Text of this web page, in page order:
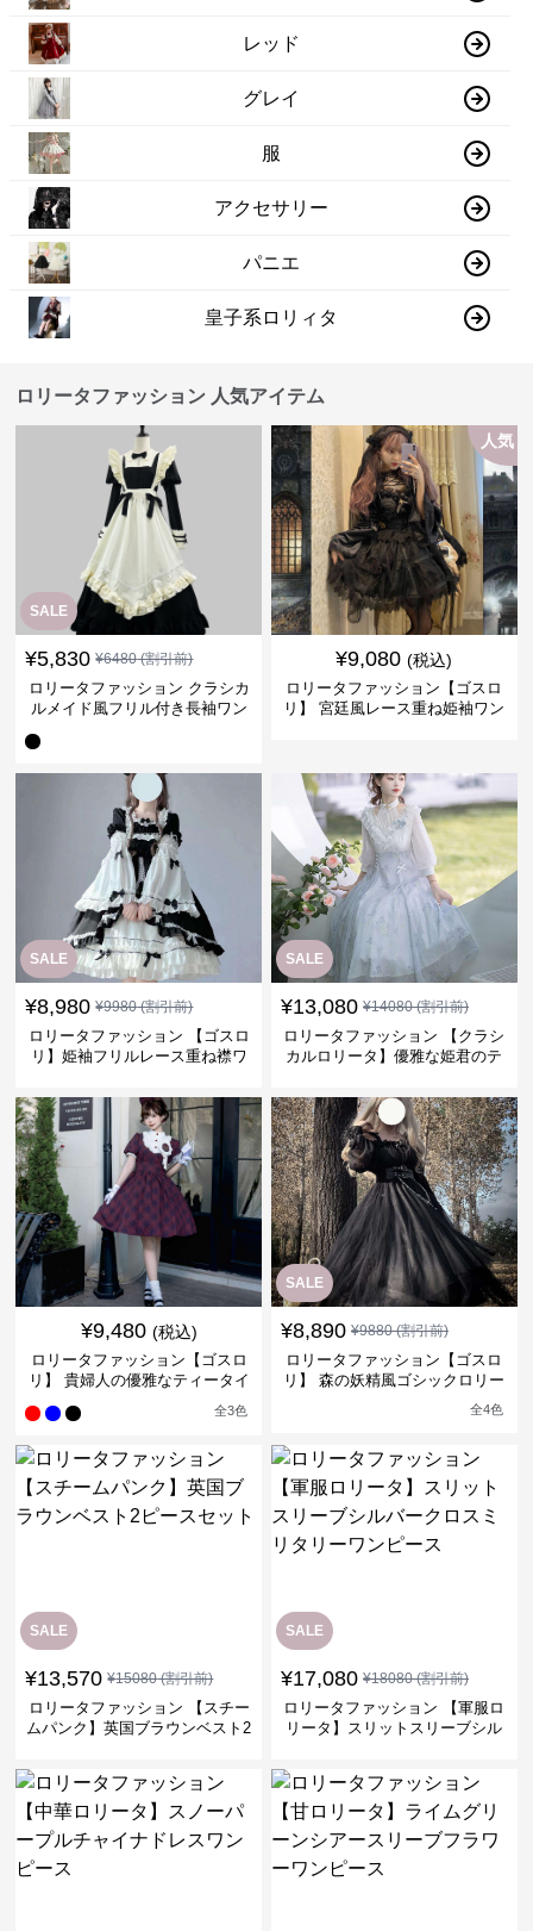
レッド
グレイ
服
アクセサリー
パニエ
皇子系ロリィタ
ロリータファッション 人気アイテム
SALE
¥5,830 ¥6480(割引前)
ロリータファッション クラシカ
ルメイド風フリル付き長袖ワン
人気
¥9,080 (税込)
ロリータファッション【ゴスロ
リ】 宮廷風レース重ね姫袖ワン
SALE
¥8,980 ¥9980(割引前)
ロリータファッション 【ゴスロ
リ】姫袖フリルレース重ね襟ワ
SALE
¥13,080 ¥14080(割引前)
ロリータファッション 【クラシ
カルロリータ】優雅な姫君のテ
¥9,480 (税込)
ロリータファッション【ゴスロ
リ】 貴婦人の優雅なティータイ
全3色
SALE
¥8,890 ¥9880(割引前)
ロリータファッション【ゴスロ
リ】 森の妖精風ゴシックロリー
全4色
SALE
¥13,570 ¥15080(割引前)
ロリータファッション 【スチー
ムパンク】英国ブラウンベスト2
SALE
¥17,080 ¥18080(割引前)
ロリータファッション 【軍服ロ
リータ】スリットスリーブシル